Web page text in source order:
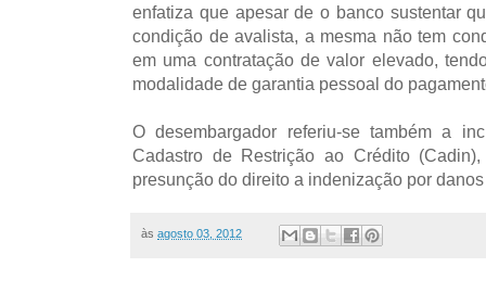
enfatiza que apesar de o banco sustentar
condição de avalista, a mesma não tem
em uma contratação de valor elevado,
modalidade de garantia pessoal do
O desembargador referiu-se também a
Cadastro de Restrição ao Crédito
presunção do direito a indenização por
às agosto 03, 2012